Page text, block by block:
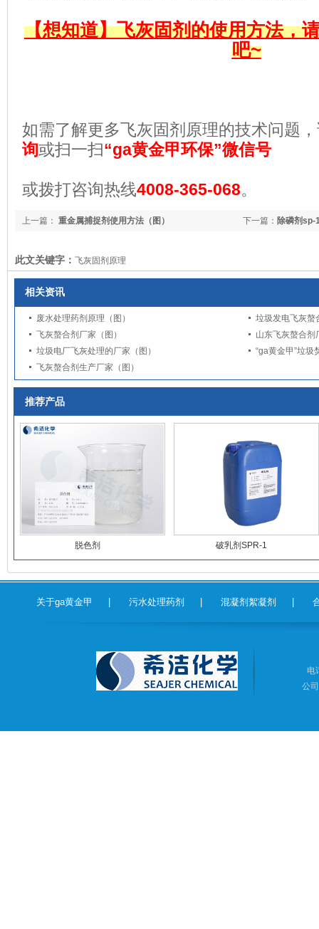
【想知道】飞灰固剂的使用方法，
吧~
如需了解更多飞灰固剂原理的技术问题
询或扫一扫“ga黄金甲环保”微信号
或拨打咨询热线4008-365-068。
下一篇： 除磷剂sp-
上一篇： 重金属捕捉剂使用方法（图）
此文关键字： 飞灰固剂原理
相关资讯
废水处理药剂原理（图）
垃圾发电飞灰螯
飞灰螯合剂厂家（图）
山东飞灰螯合剂
垃圾电厂飞灰处理的厂家（图）
“ga黄金甲”垃
飞灰螯合剂生产厂家（图）
推荐产品
脱色剂 破乳剂SPR-1
关于ga黄金甲 污水处理药剂 混凝剂絮凝剂
电
公